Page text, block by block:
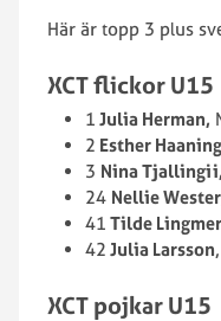
Här är topp 3 plus
XCT flickor U15
1 Julia Herman,
2 Esther
3 Nina Tjallingii,
24 Nellie Wester
41 Tilde
42 Julia Larsson
XCT pojkar U15